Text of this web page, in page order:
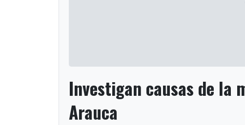
Investigan causas de la
Arauca